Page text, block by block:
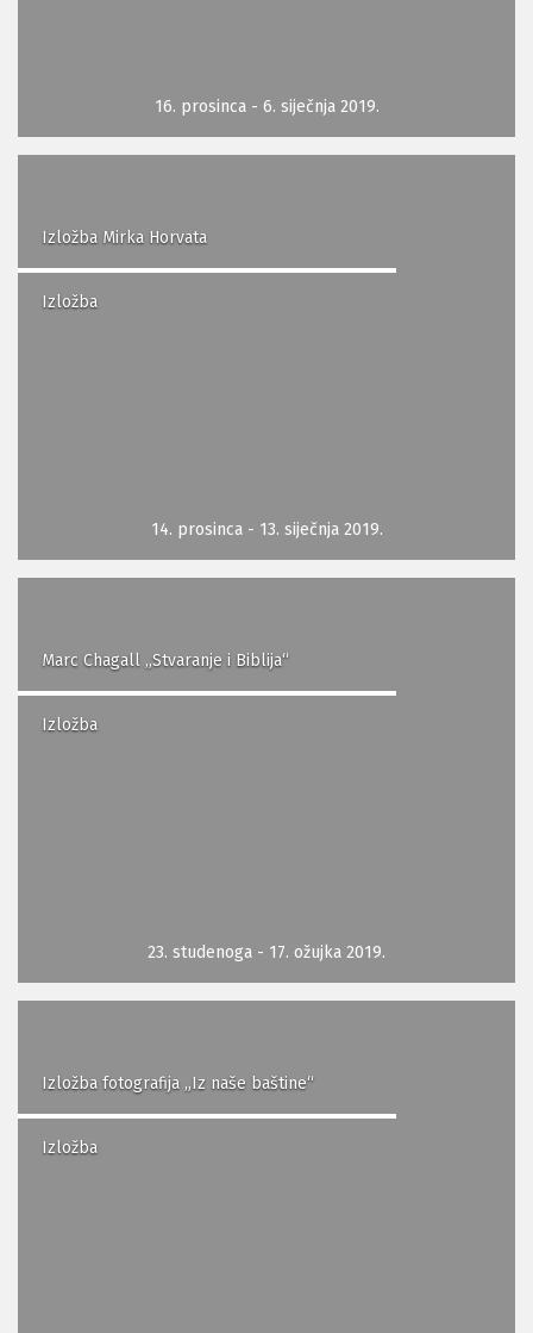
16. prosinca - 6. siječnja 2019.
Izložba Mirka Horvata
Izložba
14. prosinca - 13. siječnja 2019.
Marc Chagall „Stvaranje i Biblija“
Izložba
23. studenoga - 17. ožujka 2019.
Izložba fotografija „Iz naše baštine“
Izložba